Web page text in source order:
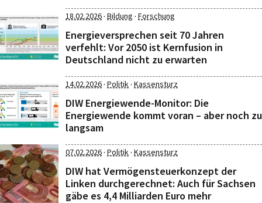
18.02.2026· Bildung · Forschung
Energieversprechen seit 70 Jahren
verfehlt: Vor 2050 ist Kernfusion in
Deutschland nicht zu erwarten
14.02.2026· Politik· Kassensturz
DIW Energiewende-Monitor: Die
Energiewende kommt voran – aber noch zu
langsam
07.02.2026· Politik· Kassensturz
DIW hat Vermögensteuerkonzept der
Linken durchgerechnet: Auch für Sachsen
gäbe es 4,4 Milliarden Euro mehr